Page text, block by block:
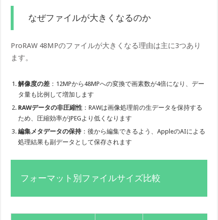
なぜファイルが大きくなるのか
ProRAW 48MPのファイルが大きくなる理由は主に3つあり
ます。
解像度の差 ：12MPから48MPへの変換で画素数が4倍になり、デー
タ量も比例して増加します
RAWデータの非圧縮性 ：RAWは画像処理前の生データを保持する
ため、圧縮効率がJPEGより低くなります
編集メタデータの保持 ：後から編集できるよう、AppleのAIによる
処理結果も副データとして保存されます
フォーマット別ファイルサイズ比較